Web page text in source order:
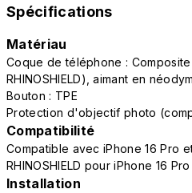
Spécifications
Matériau
Coque de téléphone :
RHINOSHIELD), aimant en
Bouton : TPE
Protection d'objectif photo
Compatibilité
Compatible avec iPhone 16 Pro
RHINOSHIELD pour iPhone 16 Pro
Installation